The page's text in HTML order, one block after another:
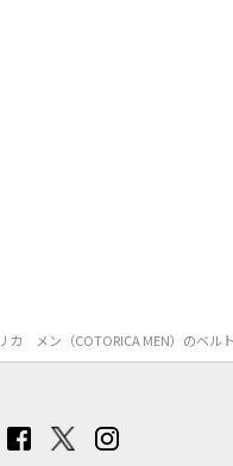
メン（COTORICA MEN）のベ